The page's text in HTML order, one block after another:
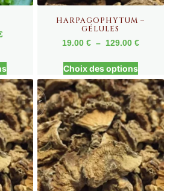
HARPAGOPHYTUM –
GÉLULES
19.00 € – 129.00 €
Choix des options